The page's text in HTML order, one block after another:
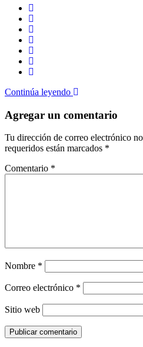
Continúa leyendo
Agregar un comentario
Tu dirección de correo electrónico
requeridos están marcados *
Comentario *
Nombre *
Correo electrónico *
Sitio web